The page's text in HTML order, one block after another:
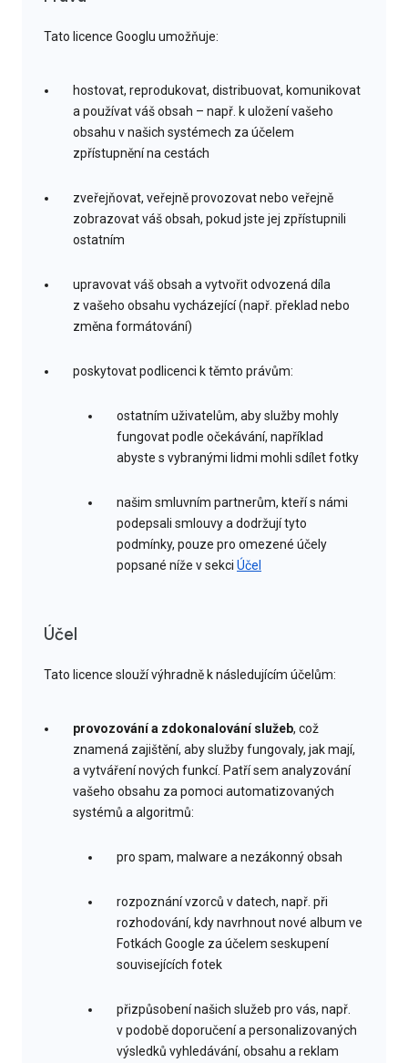
Tato licence Googlu umožňuje:
hostovat, reprodukovat, distribuovat, komunikovat
a používat váš obsah – např. k uložení vašeho
obsahu v našich systémech za účelem
zpřístupnění na cestách
zveřejňovat, veřejně provozovat nebo veřejně
zobrazovat váš obsah, pokud jste jej zpřístupnili
ostatním
upravovat váš obsah a vytvořit odvozená díla
z vašeho obsahu vycházející (např. překlad nebo
změna formátování)
poskytovat podlicenci k těmto právům:
ostatním uživatelům, aby služby mohly
fungovat podle očekávání, například
abyste s vybranými lidmi mohli sdílet fotky
našim smluvním partnerům, kteří s námi
podepsali smlouvy a dodržují tyto
podmínky, pouze pro omezené účely
popsané níže v sekci Účel
Účel
Tato licence slouží výhradně k následujícím účelům:
provozování a zdokonalování služeb, což
znamená zajištění, aby služby fungovaly, jak mají,
a vytváření nových funkcí. Patří sem analyzování
vašeho obsahu za pomoci automatizovaných
systémů a algoritmů:
pro spam, malware a nezákonný obsah
rozpoznání vzorců v datech, např. při
rozhodování, kdy navrhnout nové album ve
Fotkách Google za účelem seskupení
souvisejících fotek
přizpůsobení našich služeb pro vás, např.
v podobě doporučení a personalizovaných
výsledků vyhledávání, obsahu a reklam